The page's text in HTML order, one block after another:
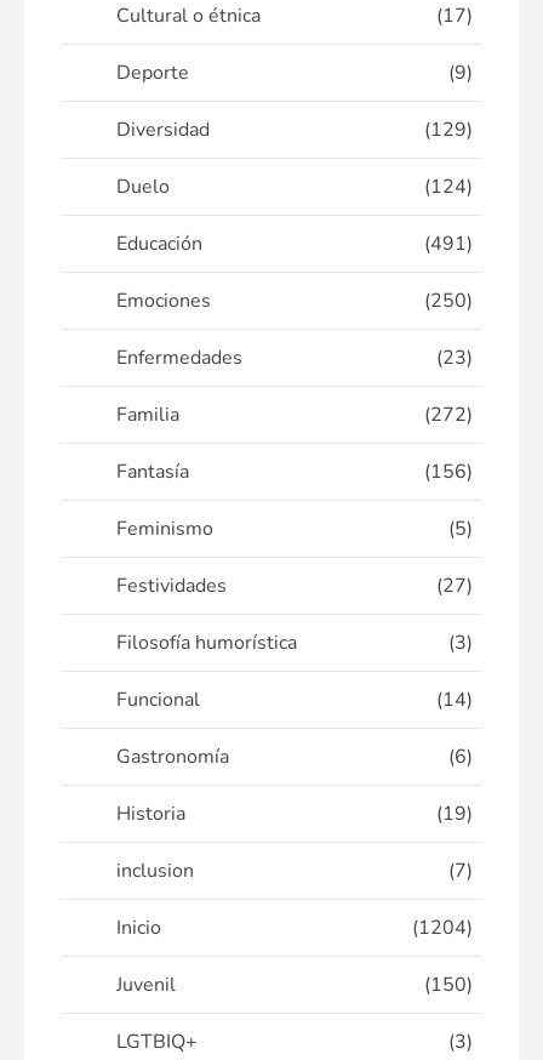
Cultural o étnica (17)
Deporte (9)
Diversidad (129)
Duelo (124)
Educación (491)
Emociones (250)
Enfermedades (23)
Familia (272)
Fantasía (156)
Feminismo (5)
Festividades (27)
Filosofía humorística (3)
Funcional (14)
Gastronomía (6)
Historia (19)
inclusion (7)
Inicio (1204)
Juvenil (150)
LGTBIQ+ (3)